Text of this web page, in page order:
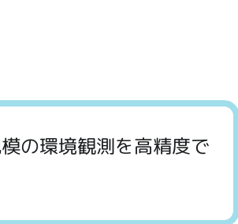
の環境観測を高精度で